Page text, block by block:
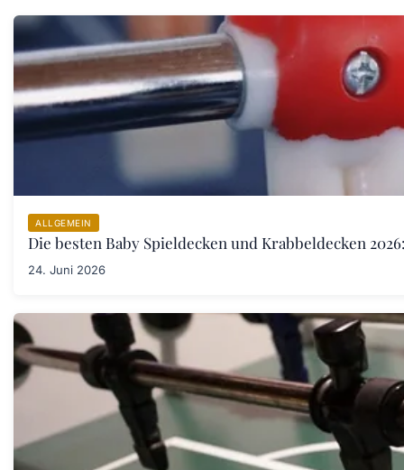
ALLGEMEIN
Die besten Baby Spieldecken und Krabbeldecken
24. Juni 2026